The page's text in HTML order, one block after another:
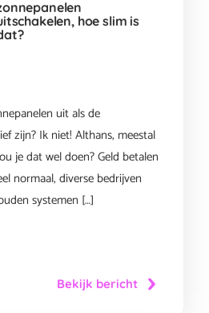
hoe slim is
uit als de
zijn? Ik niet! Althans, meestal
je dat wel doen? Geld betalen
normaal, diverse bedrijven
systemen […]
Bekijk bericht